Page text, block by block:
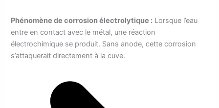
Phénomène de corrosion électrolytique : Lorsque l’eau
entre en contact avec le métal, une réaction
électrochimique se produit. Sans anode, cette corrosion
s’attaquerait directement à la cuve.